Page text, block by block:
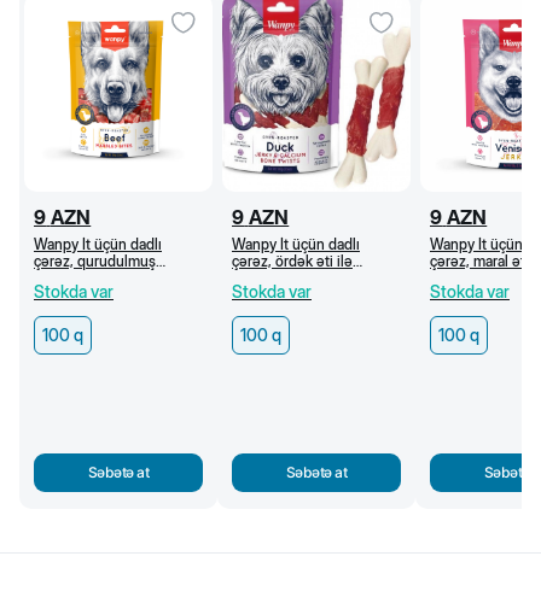
9 AZN
Wanpy İt üçün dadlı
çərəz, qurudulmuş
100 q
Stokda var
100 q
Səbətə at
9 AZN
Wanpy İt üçün dadlı
çərəz, ördək əti ilə
Stokda var
100 q
Səbətə at
9 AZN
Wanpy İt üçün
çərəz, maral
Stokda var
100 q
Səbətə